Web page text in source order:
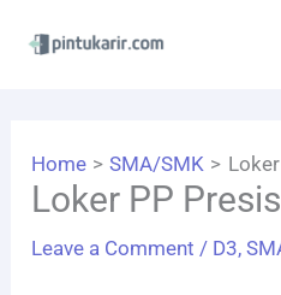
Home SMA/SMK
Loker PP
Leave a Comment / D3,